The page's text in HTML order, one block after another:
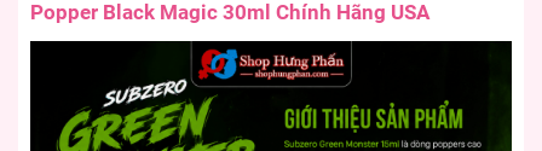
Popper Black Magic 30ml Chính Hãng USA